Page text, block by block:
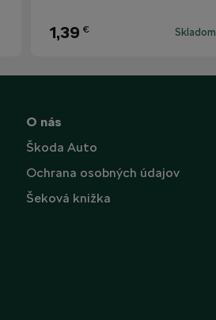
1,39 € Skladom
O nás
Škoda Auto
Ochrana osobných údajov
Šeková knižka